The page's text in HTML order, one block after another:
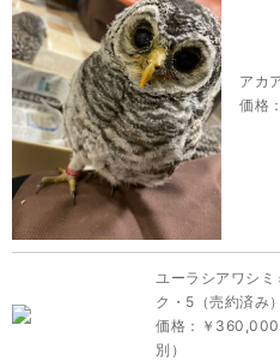
アカ
価格
ユーラシアワシミ
ク・5（売約済み）
価格：￥
別）